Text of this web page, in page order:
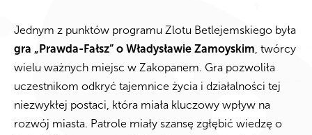
Jednym z punktów programu Zlotu Betlejemskiego była
gra „Prawda-Fałsz” o Władysławie Zamoyskim, twórcy
wielu ważnych miejsc w Zakopanem. Gra pozwoliła
uczestnikom odkryć tajemnice życia i działalności tej
niezwykłej postaci, która miała kluczowy wpływ na
rozwój miasta. Patrole miały szansę zgłębić wiedzę o